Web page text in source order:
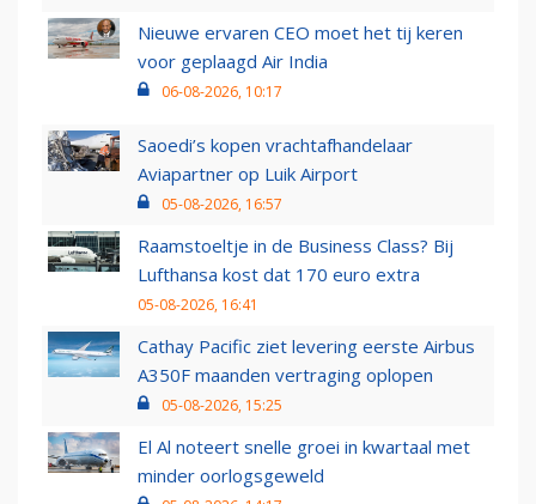
Nieuwe ervaren CEO moet het tij keren
voor geplaagd Air India
06-08-2026, 10:17
Saoedi’s kopen vrachtafhandelaar
Aviapartner op Luik Airport
05-08-2026, 16:57
Raamstoeltje in de Business Class? Bij
Lufthansa kost dat 170 euro extra
05-08-2026, 16:41
Cathay Pacific ziet levering eerste Airbus
A350F maanden vertraging oplopen
05-08-2026, 15:25
El Al noteert snelle groei in kwartaal met
minder oorlogsgeweld